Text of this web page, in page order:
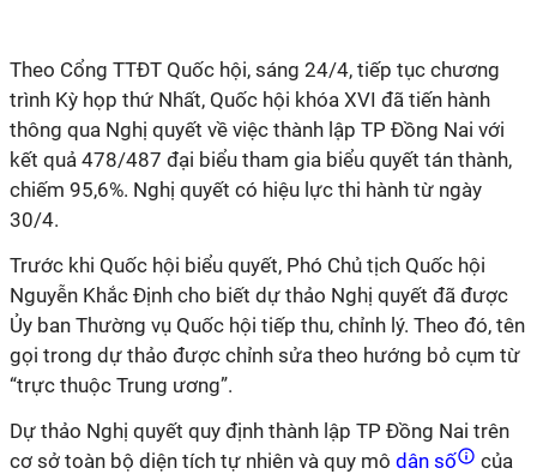
Theo Cổng TTĐT Quốc hội, sáng 24/4, tiếp tục chương
trình Kỳ họp thứ Nhất, Quốc hội khóa XVI đã tiến hành
thông qua Nghị quyết về việc thành lập TP Đồng Nai với
kết quả 478/487 đại biểu tham gia biểu quyết tán thành,
chiếm 95,6%. Nghị quyết có hiệu lực thi hành từ ngày
30/4.
Trước khi Quốc hội biểu quyết, Phó Chủ tịch Quốc hội
Nguyễn Khắc Định cho biết dự thảo Nghị quyết đã được
Ủy ban Thường vụ Quốc hội tiếp thu, chỉnh lý. Theo đó, tên
gọi trong dự thảo được chỉnh sửa theo hướng bỏ cụm từ
“trực thuộc Trung ương”.
Dự thảo Nghị quyết quy định thành lập TP Đồng Nai trên
cơ sở toàn bộ diện tích tự nhiên và quy mô dân số
của